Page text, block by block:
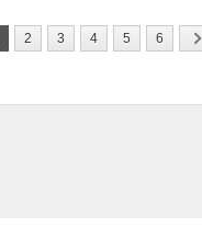
2 3 4 5 6